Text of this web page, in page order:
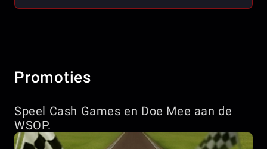
Promoties
Speel Cash Games en Doe Mee aan de
WSOP.